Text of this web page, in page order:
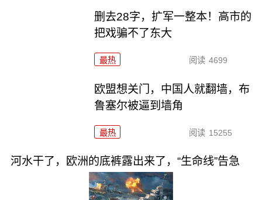
删去28字，扩军一整本！高市的
把戏骗不了东大
最热 阅读 4699
欧盟想关门，中国人就翻墙，布
鲁塞尔被逼到墙角
最热 阅读 15255
河水干了，欧洲的底裤露出来了，“生命线”告急